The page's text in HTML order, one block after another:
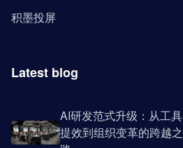
积墨投屏
Latest blog
AI研发范式升级：从工具
提效到组织变革的跨越之